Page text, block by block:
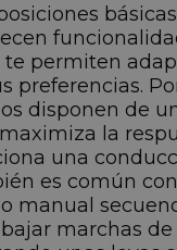
te permiten
preferencias.
disponen de
la
una
es común
manual
marchas de